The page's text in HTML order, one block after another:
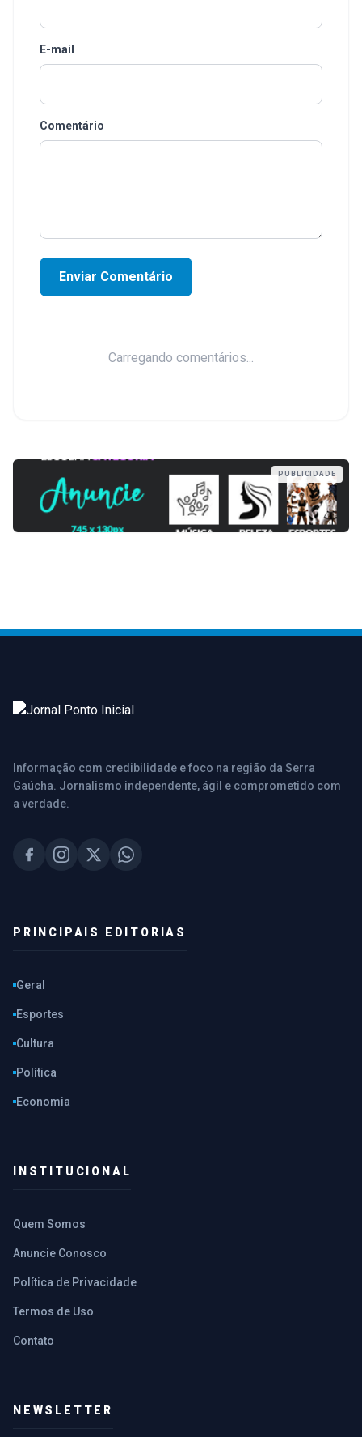
E-mail
Comentário
Enviar Comentário
Carregando comentários...
PUBLICIDADE
Informação com credibilidade e foco na região da Serra
Gaúcha. Jornalismo independente, ágil e comprometido com
a verdade.
PRINCIPAIS EDITORIAS
Geral
Esportes
Cultura
Política
Economia
INSTITUCIONAL
Quem Somos
Anuncie Conosco
Política de Privacidade
Termos de Uso
Contato
NEWSLETTER